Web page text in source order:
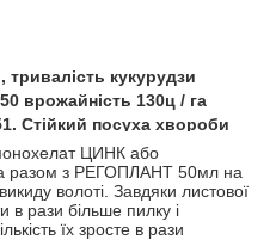
тривалість кукурудзи
врожайність 130ц / га
Стійкий посуха хвороби
В наявності моємо всі
мішках.
ЦИНК або
разом з РЕГОПЛАНТ 50мл на
волоті. Завдяки листової
в рази більше пилку і
їх зросте в рази